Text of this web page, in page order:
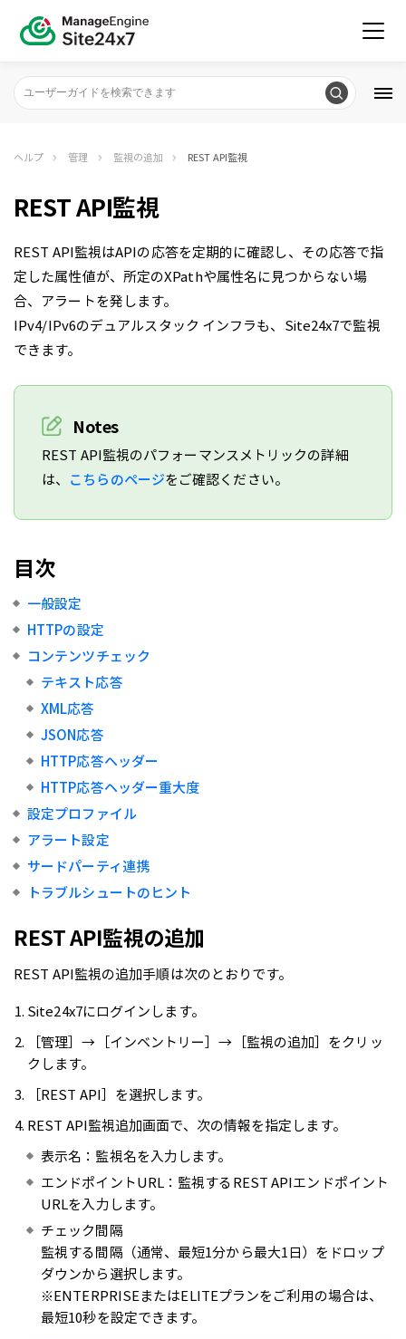
ヘルプ 管理 監視の追加 REST API監視
REST API監視
REST API監視はAPIの応答を定期的に確認し、その応答で指
定した属性値が、所定のXPathや属性名に見つからない場
合、アラートを発します。
IPv4/IPv6のデュアルスタック インフラも、Site24x7で監視
できます。
Notes
REST API監視のパフォーマンスメトリックの詳細
は、 こちらのページをご確認ください。
目次
一般設定
HTTPの設定
コンテンツチェック
テキスト応答
XML応答
JSON応答
HTTP応答ヘッダー
HTTP応答ヘッダー重大度
設定プロファイル
アラート設定
サードパーティ連携
トラブルシュートのヒント
REST API監視の追加
REST API監視の追加手順は次のとおりです。
Site24x7にログインします。
［管理］→［インベントリー］→［監視の追加］をクリッ
クします。
［REST API］を選択します。
REST API監視追加画面で、次の情報を指定します。
表示名：監視名を入力します。
エンドポイントURL：監視するREST APIエンドポイント
URLを入力します。
チェック間隔
監視する間隔（通常、最短1分から最大1日）をドロップ
ダウンから選択します。
※ENTERPRISEまたはELITEプランをご利用の場合は、
最短10秒を設定できます。